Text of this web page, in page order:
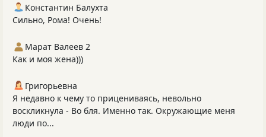
Константин Балухта
Сильно, Рома! Очень!
Марат Валеев 2
Как и моя жена)))
Григорьевна
Я недавно к чему то прицениваясь, невольно
воскликнула - Во бля. Именно так. Окружающие меня
люди по...